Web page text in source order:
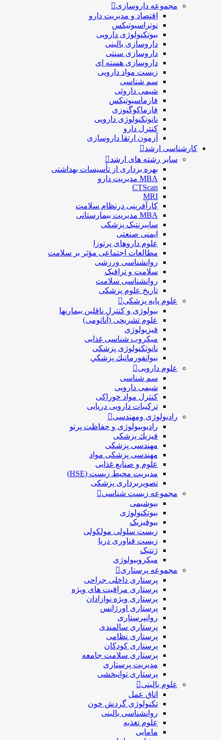
مجموعه داروسازی
اقتصاد و مديريت دارو
نوتراسیوتیکس
بيوتكنولوژی دارویی
داروسازی بالينی
داروسازی سنتی
داروسازی هسته ای
زیست مواد دارویی
سم شناسی
شيمی داروئی
فارماسيوتيكس
فارماكوگنوزی
نانوتکنولوژی دارویی
كنترل دارو
آزمون ارتقا داروسازی
کارشناسی ارشد
سایر رشته های ارشد
بهره برداری از تأسیسات بهداشتی
MBA مدیریت دارو
CTScan
MRI
کارآفرینی درنظام سلامت
MBA مدیریت بیمارستانی
سایبرنتیک پزشکی
ایمنی صنعتی
علوم داروهای پرتوزا
مطالعات اجتماعی مؤثر بر سلامت
روانشناسی ورزشی
سلامت و ترافیک
روانشناسی سلامت
تاریخ علوم پزشکی
علوم پایه پزشکی
بیولوژی و کنترل ناقلین بیماریها
علوم تشریحی (آناتومی)
فیزیولوژی
ميكروب شناسی غذایی
نانوتکنولوژی پزشکی
بيوانفورماتيك پزشكي
علوم دارویی
سم شناسی
شیمی دارویی
کنترل مواد خوراکی
ترکیبات دارویی دریایی
رادیولوژی ومهندسی
رادیوبیولوژی و حفاظت پرتو
فيزيك پزشکی
مهندسی پزشکی
مهندسی پزشکی مواد
علوم و صنايع غذایی
مدیریت محیط زیست (HSE)
تصویربرداری پزشکی
مجموعه زیست شناسی
بیوشیمی
بیوتکنولوژی
بیوفیزیک
زیست سلولی مولکولی
زیست فناوری دریا
ژنتیک
میکروبیولوژی
مجموعه پرستاری
پرستاری داخلی جراحی
پرستاری مراقبت های ويژه
پرستاری ويژه نوازادان
پرستاری اورژانس
روانپرستاری
پرستاری سالمندی
پرستاری نظامی
پرستاری کودکان
پرستاری سلامت جامعه
مدیریت پرستاری
پرستاری توانبخشی
علوم بالینی
اتاق عمل
تکنولوژی گردش خون
روانشناسی بالینی
علوم تغذیه
مامایی